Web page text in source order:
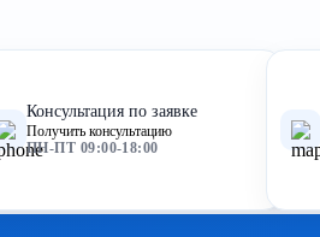
Консультация по заявке
Получить консультацию
ПН-ПТ 09:00-18:00